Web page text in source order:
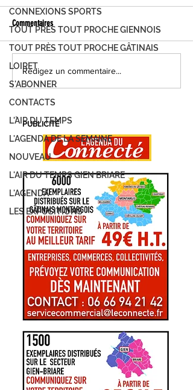
CONNEXIONS SPORTS
TOUT PRÈS TOUT PROCHE GIENNOIS
TOUT PRÈS TOUT PROCHE GÂTINAIS
LOIRET
S'ABONNER
CONTACTS
L'AIR DU TEMPS
L'AGENDA DE LA SEMAINE
NOUVEAU
L'AIR DU TEMPS GIEN BRIARE
L'AGENDA
LES EXPOSITIONS
FOIRE DE MONTARGIS, C'EST PARTI !
DEMANDEZ LE PROGRAMME...
Commentaires
Rédigez un commentaire...
PUBLICITÉ